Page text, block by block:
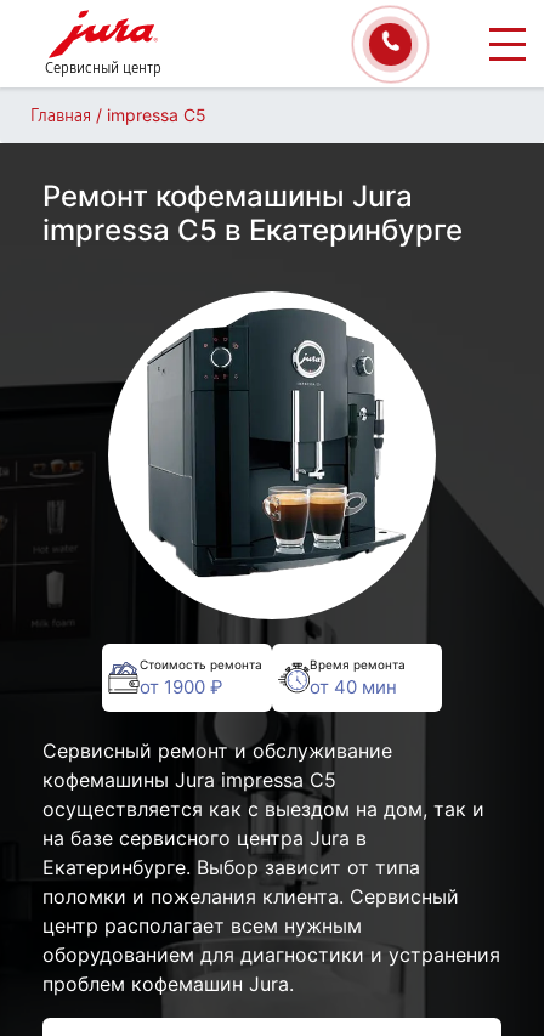
Сервисный центр
Главная / impressa С5
Ремонт кофемашины Jura
impressa С5 в Екатеринбурге
Стоимость ремонта
от 1900 ₽
Время ремонта
от 40 мин
Сервисный ремонт и обслуживание
кофемашины Jura impressa С5
осуществляется как с выездом на дом, так и
на базе сервисного центра Jura в
Екатеринбурге. Выбор зависит от типа
поломки и пожелания клиента. Сервисный
центр располагает всем нужным
оборудованием для диагностики и устранения
проблем кофемашин Jura.